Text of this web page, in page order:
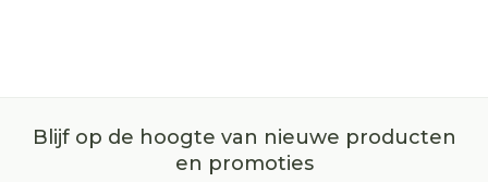
Blijf op de hoogte van nieuwe producten
en promoties